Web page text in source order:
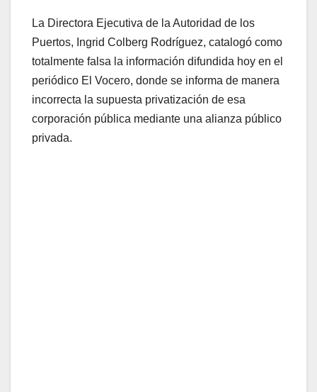
La Directora Ejecutiva de la Autoridad de los
Puertos, Ingrid Colberg Rodríguez, catalogó como
totalmente falsa la información difundida hoy en el
periódico El Vocero, donde se informa de manera
incorrecta la supuesta privatización de esa
corporación pública mediante una alianza público
privada.